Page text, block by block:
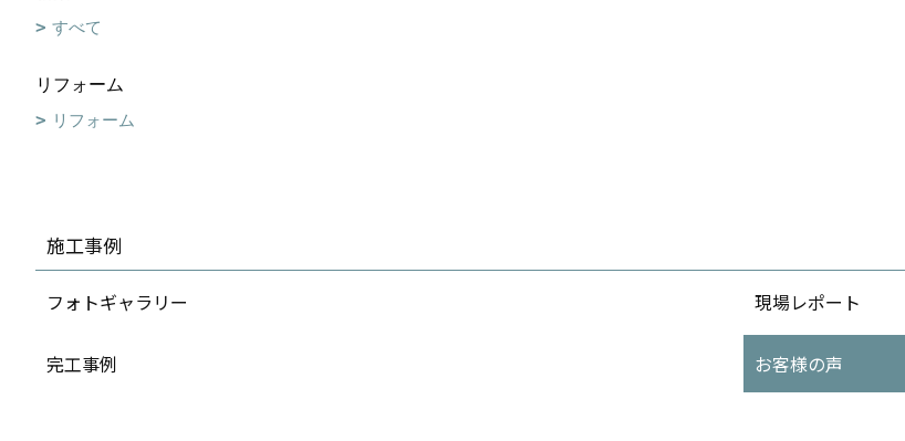
すべて
リフォーム
リフォーム
施工事例
フォトギャラリー 現場レポート
完工事例 お客様の声